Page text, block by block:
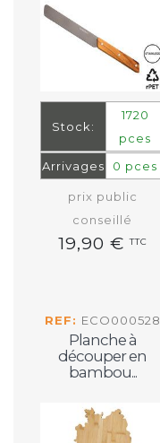
Stock:
1720
pces
Arrivages
0 pces
prix public
conseillé
19,90 €TTC
REF: ECO000528
Planche à
découper en
bambou...